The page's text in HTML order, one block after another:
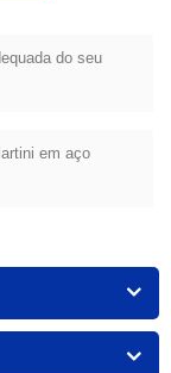
do seu
em aço